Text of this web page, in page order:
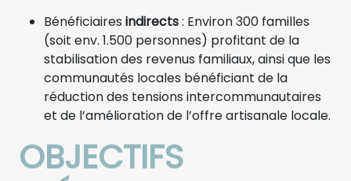
Bénéficiaires indirects: Environ 300 familles
(soit env. 1.500 personnes) profitant de la
stabilisation des revenus familiaux, ainsi que les
communautés locales bénéficiant de la
réduction des tensions intercommunautaires
et de l’amélioration de l’offre artisanale locale.
OBJECTIFS